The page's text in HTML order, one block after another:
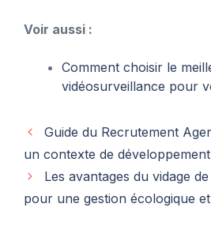
Voir aussi :
Comment choisir le
vidéosurveillance pour
Guide du Recrutement
un contexte de
Les avantages du vidage
pour une gestion écologique